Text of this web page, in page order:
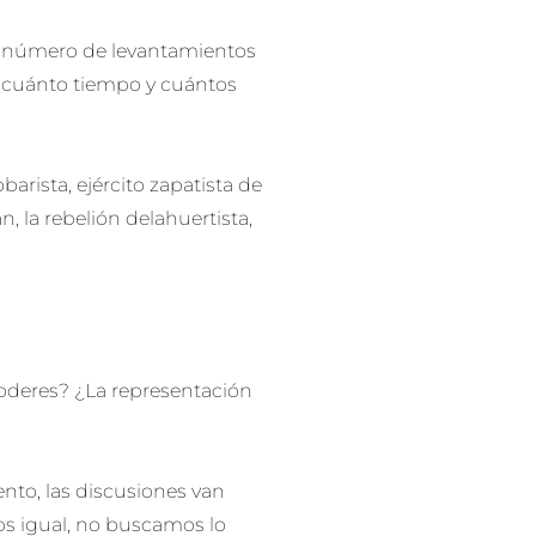
de levantamientos
tiempo y cuántos
ejército zapatista de
la rebelión delahuertista,
¿La representación
las discusiones van
igual, no buscamos lo